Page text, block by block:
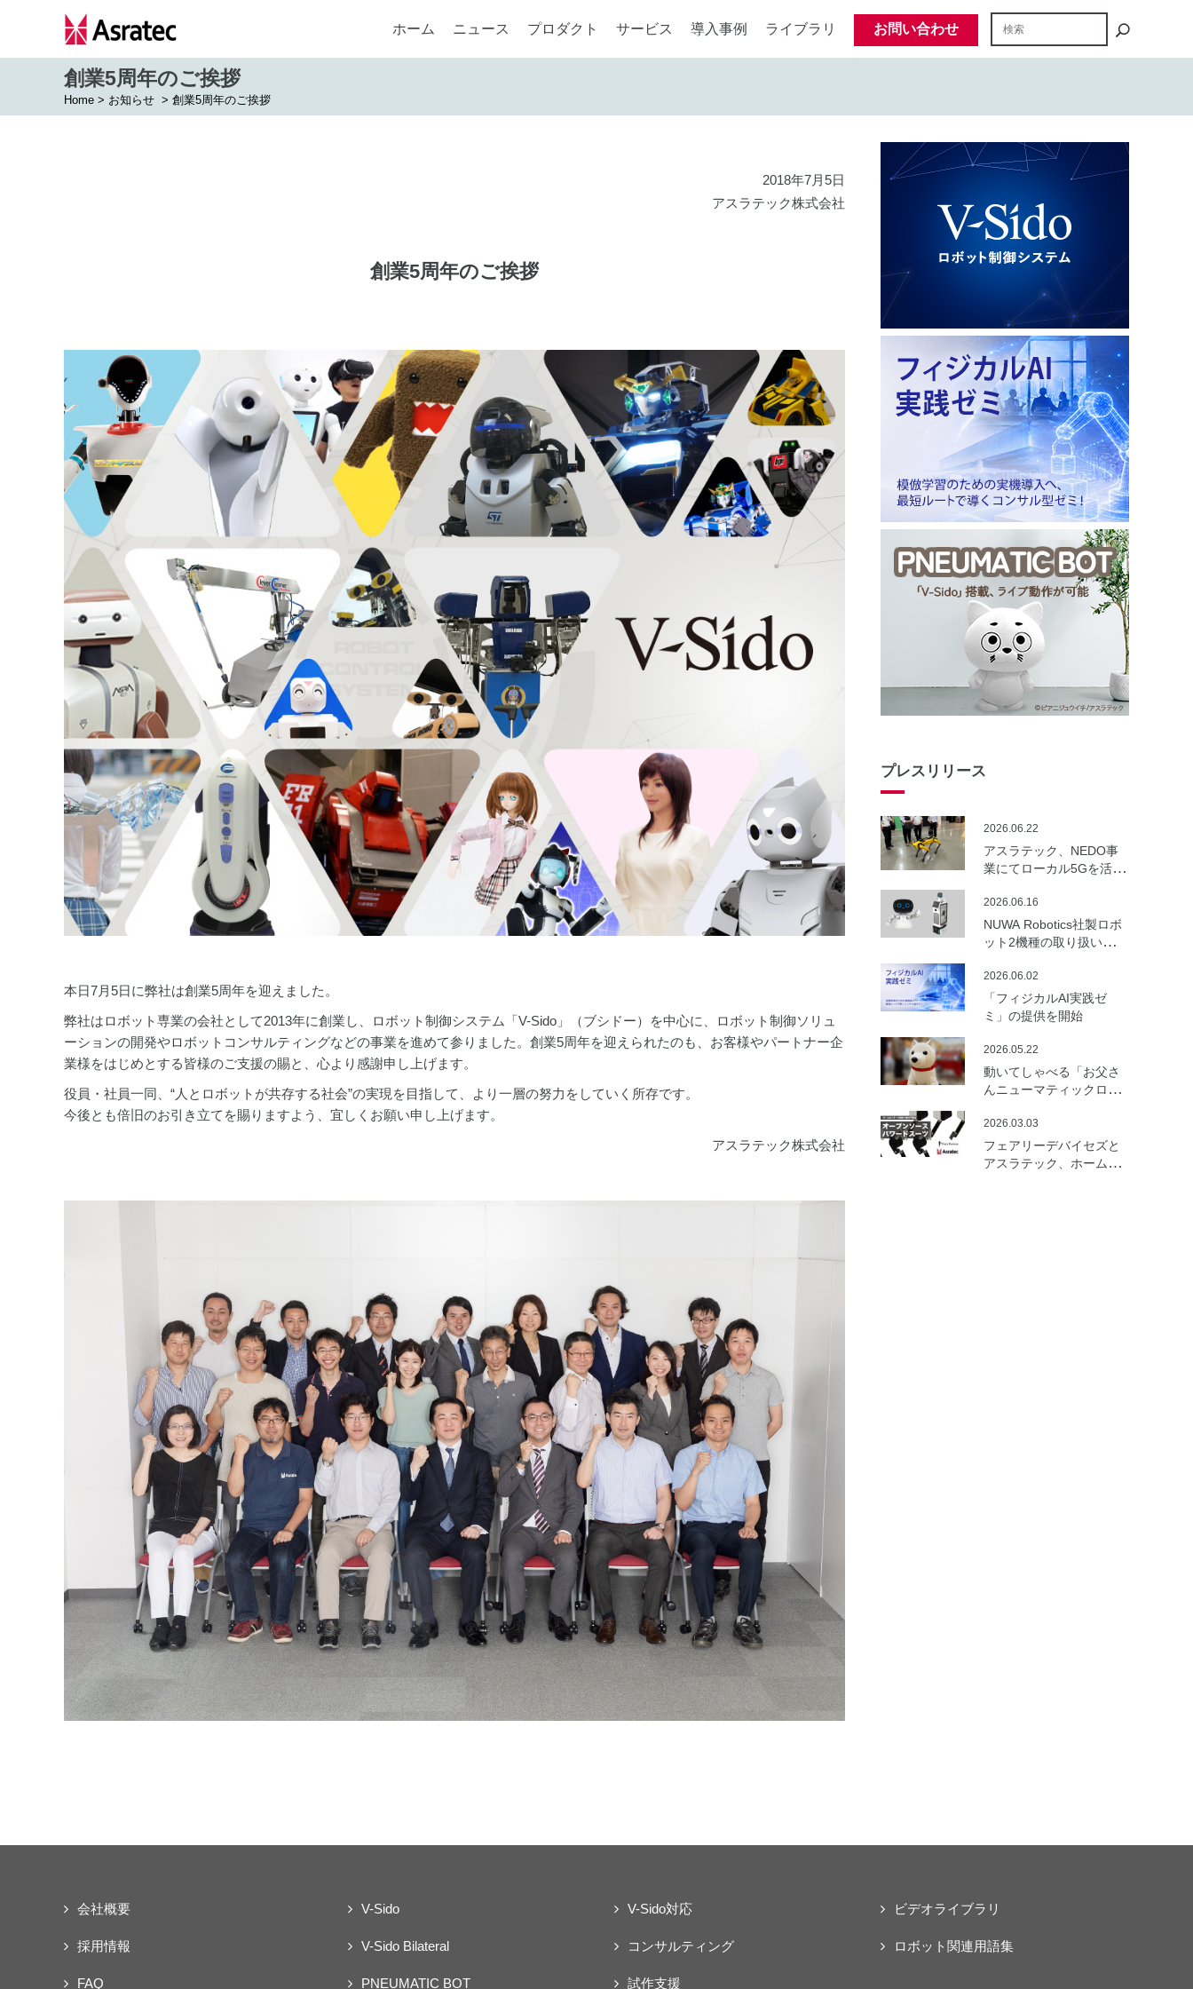
ホーム ニュース プロダクト サービス 導入事例 ライブラリ お問い合わせ
創業5周年のご挨拶
Home > お知らせ > 創業5周年のご挨拶
2018年7月5日
アスラテック株式会社
創業5周年のご挨拶
本日7月5日に弊社は創業5周年を迎えました。
弊社はロボット専業の会社として2013年に創業し、ロボット制御システム「V-Sido」（ブシドー）を中心に、ロボット制御ソリュ
ーションの開発やロボットコンサルティングなどの事業を進めて参りました。創業5周年を迎えられたのも、お客様やパートナー企
業様をはじめとする皆様のご支援の賜と、心より感謝申し上げます。
役員・社員一同、“人とロボットが共存する社会”の実現を目指して、より一層の努力をしていく所存です。
今後とも倍旧のお引き立てを賜りますよう、宜しくお願い申し上げます。
アスラテック株式会社
プレスリリース
アスラテック、NEDO事
業にてローカル5Gを活用
遠隔制御・通信最適化の
実証実験を実施
2026.06.22
NUWA Robotics社製ロボ
ット2機種の取り扱いを開
2026.06.16
「フィジカルAI実践ゼ
ミ」の提供を開始
2026.06.02
動いてしゃべる「お父さ
んニューマティックロボ
ト）」を開発
2026.05.22
フェアリーデバイセズと
アスラテック、ホームセ
2026.03.03
会社概要
採用情報
FAQ
V-Sido
V-Sido Bilateral
PNEUMATIC BOT
V-Sido対応
コンサルティング
試作支援
ビデオライブラリ
ロボット関連用語集